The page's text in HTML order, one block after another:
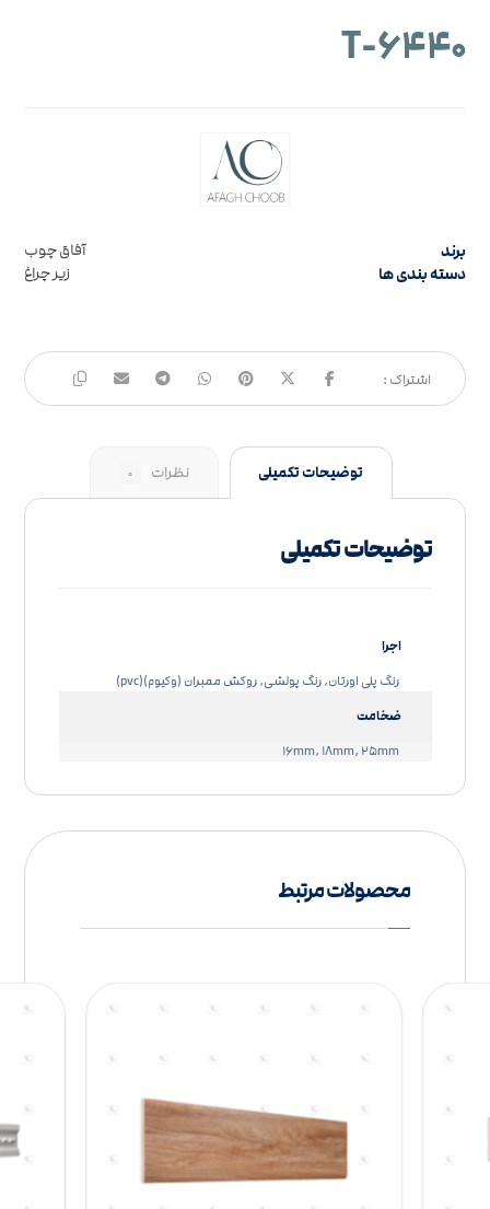
۶۴۴۰-T
برند آفاق چوب
دسته بندی ها زیر چراغ
توضیحات تکمیلی نظرات ۰
توضیحات تکمیلی
اجرا
رنگ پلی اورتان, رنگ پولشی, روکش ممبران (وکیوم)(pvc)
ضخامت
۱۶mm, ۱۸mm, ۲۵mm
محصولات مرتبط